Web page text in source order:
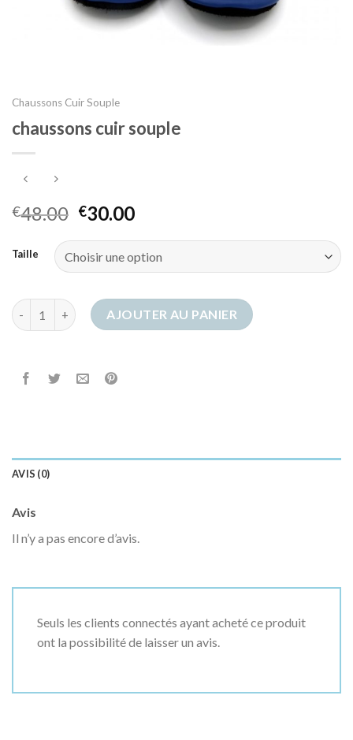
Chaussons Cuir Souple
chaussons cuir souple
€48.00 €30.00
Taille
quantité de chaussons cuir souple
AJOUTER AU PANIER
AVIS (0)
Avis
Il n’y a pas encore d’avis.
Seuls les clients connectés ayant acheté ce produit
ont la possibilité de laisser un avis.